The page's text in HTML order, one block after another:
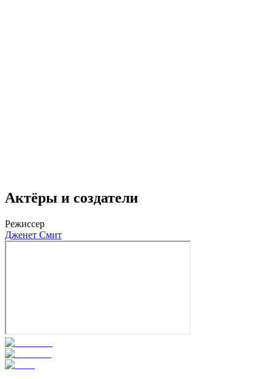
Актёры и создатели
Режиссер
Дженет Смит